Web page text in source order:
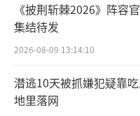
《披荆斩棘2026》阵容
集结待发
2026-08-09 13:14:10
潜逃10天被抓嫌犯疑靠
地里落网